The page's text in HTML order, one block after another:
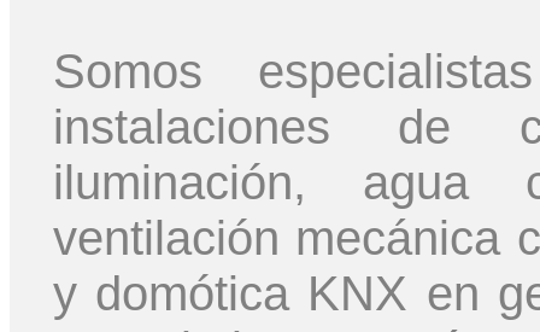
Somos
instalaciones de
iluminación, agua
ventilación mecánica
y domótica KNX en